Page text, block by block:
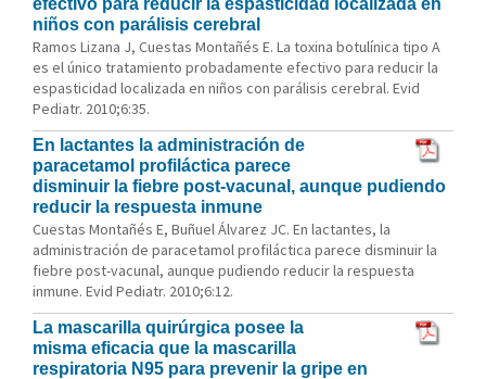
efectivo para reducir la espasticidad localizada en
niños con parálisis cerebral
Ramos Lizana J, Cuestas Montañés E. La toxina botulínica tipo A
es el único tratamiento probadamente efectivo para reducir la
espasticidad localizada en niños con parálisis cerebral. Evid
Pediatr. 2010;6:35.
En lactantes la administración de
paracetamol profiláctica parece
disminuir la fiebre post-vacunal, aunque pudiendo
reducir la respuesta inmune
Cuestas Montañés E, Buñuel Álvarez JC. En lactantes, la
administración de paracetamol profiláctica parece disminuir la
fiebre post-vacunal, aunque pudiendo reducir la respuesta
inmune. Evid Pediatr. 2010;6:12.
La mascarilla quirúrgica posee la
misma eficacia que la mascarilla
respiratoria N95 para prevenir la gripe en